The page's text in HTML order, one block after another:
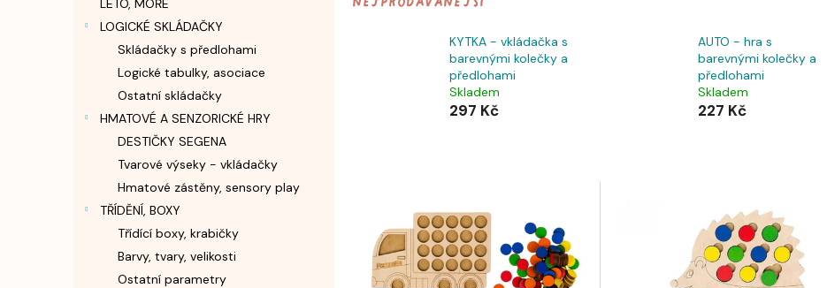
LÉTO, MOŘE
LOGICKÉ SKLÁDAČKY
Skládačky s předlohami
Logické tabulky, asociace
Ostatní skládačky
HMATOVÉ A SENZORICKÉ HRY
DESTIČKY SEGENA
Tvarové výseky - vkládačky
Hmatové zástěny, sensory play
TŘÍDĚNÍ, BOXY
Třídící boxy, krabičky
Barvy, tvary, velikosti
Ostatní parametry
KYTKA - vkládačka s
barevnými kolečky a
předlohami
Skladem
297 Kč
AUTO - hra s
barevnými kolečky a
předlohami
Skladem
227 Kč